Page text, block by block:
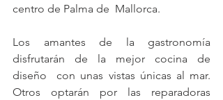
centro de Palma de  Mallorca.
Los amantes de la gastronomía
disfrutarán de la mejor cocina de
diseño  con unas vistas únicas al mar.
Otros optarán por las reparadoras